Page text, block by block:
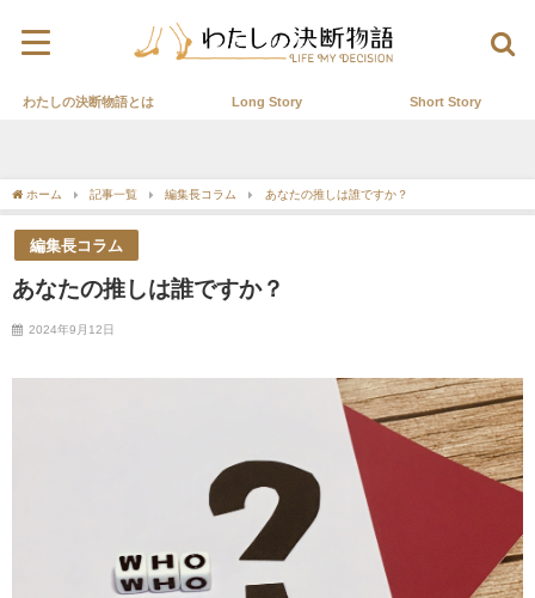
わたしの決断物語とは Long Story Short Story
ホーム 記事一覧 編集長コラム あなたの推しは誰ですか？
編集長コラム
あなたの推しは誰ですか？
2024年9月12日